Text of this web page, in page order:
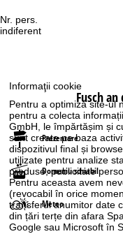
Informaţii cookie
Pentru a optimiza site-ul
pentru a colecta
GmbH, le împărtășim și
sunt create pe baza
dispozitivul final și
utilizate pentru analize
produse, publicitate
Pentru aceasta avem
(revocabil în orice
transferul anumitor date
din țări terțe din afara
Google sau Microsoft în
Nr. pers.
indiferent
Fusch
Prezentare
Domeniu schiabil
Meteo